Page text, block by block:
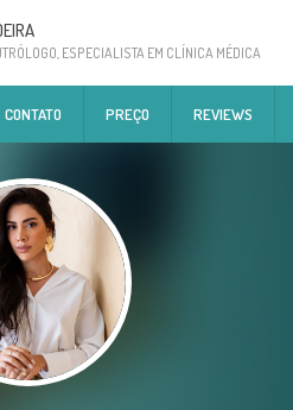
ESPECIALISTA EM CLÍNICA MÉDICA
CONTATO PREÇO REVIEWS